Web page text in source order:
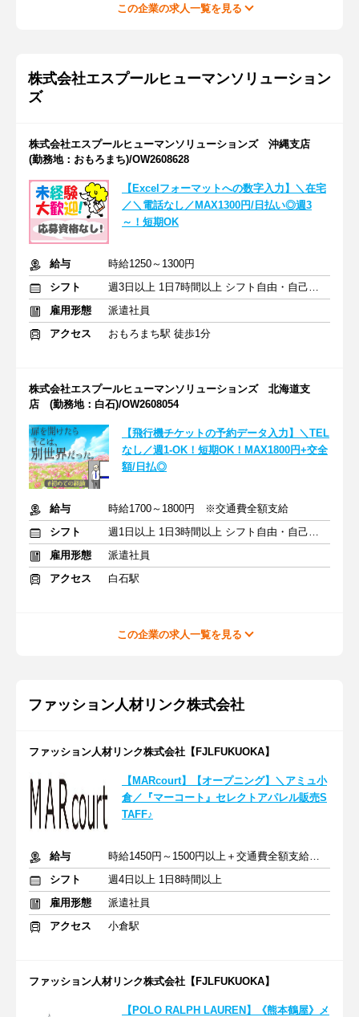
この企業の求人一覧を見る
株式会社エスプールヒューマンソリューション
ズ
株式会社エスプールヒューマンソリューションズ 沖縄支店
(勤務地：おもろまち)/OW2608628
【Excelフォーマットへの数字入力】＼在宅
／＼電話なし／MAX1300円/日払い◎週3
～！短期OK
給与
時給1250～1300円
シフト
週3日以上 1日7時間以上 シフト自由・自己申告
雇用形態
派遣社員
アクセス
おもろまち駅 徒歩1分
株式会社エスプールヒューマンソリューションズ 北海道支
店 (勤務地：白石)/OW2608054
【飛行機チケットの予約データ入力】＼TEL
なし／週1-OK！短期OK！MAX1800円+交全
額/日払◎
給与
時給1700～1800円 ※交通費全額支給
シフト
週1日以上 1日3時間以上 シフト自由・自己申告
雇用形態
派遣社員
アクセス
白石駅
この企業の求人一覧を見る
ファッション人材リンク株式会社
ファッション人材リンク株式会社【FJLFUKUOKA】
【MARcourt】【オープニング】＼アミュ小
倉／『マーコート』セレクトアパレル販売S
TAFF♪
給与
時給1450円～1500円以上＋交通費全額支給あり
シフト
週4日以上 1日8時間以上
雇用形態
派遣社員
アクセス
小倉駅
ファッション人材リンク株式会社【FJLFUKUOKA】
【POLO RALPH LAUREN】《熊本鶴屋》メ